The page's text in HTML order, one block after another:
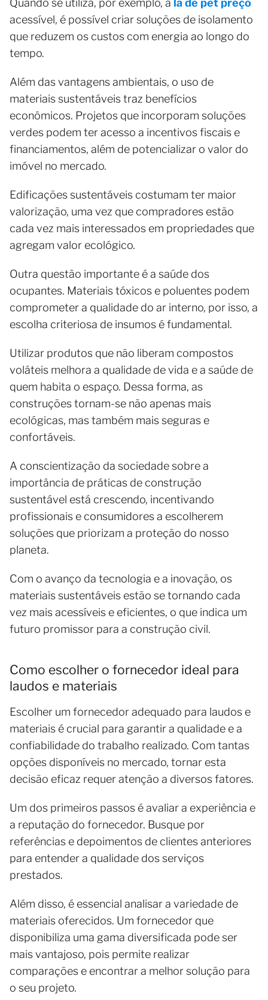
acessível, é possível criar soluções de isolamento
que reduzem os custos com energia ao longo do
tempo.
Além das vantagens ambientais, o uso de
materiais sustentáveis traz benefícios
econômicos. Projetos que incorporam soluções
verdes podem ter acesso a incentivos fiscais e
financiamentos, além de potencializar o valor do
imóvel no mercado.
Edificações sustentáveis costumam ter maior
valorização, uma vez que compradores estão
cada vez mais interessados em propriedades que
agregam valor ecológico.
Outra questão importante é a saúde dos
ocupantes. Materiais tóxicos e poluentes podem
comprometer a qualidade do ar interno, por isso, a
escolha criteriosa de insumos é fundamental.
Utilizar produtos que não liberam compostos
voláteis melhora a qualidade de vida e a saúde de
quem habita o espaço. Dessa forma, as
construções tornam-se não apenas mais
ecológicas, mas também mais seguras e
confortáveis.
A conscientização da sociedade sobre a
importância de práticas de construção
sustentável está crescendo, incentivando
profissionais e consumidores a escolherem
soluções que priorizam a proteção do nosso
planeta.
Com o avanço da tecnologia e a inovação, os
materiais sustentáveis estão se tornando cada
vez mais acessíveis e eficientes, o que indica um
futuro promissor para a construção civil.
Como escolher o fornecedor ideal para
laudos e materiais
Escolher um fornecedor adequado para laudos e
materiais é crucial para garantir a qualidade e a
confiabilidade do trabalho realizado. Com tantas
opções disponíveis no mercado, tornar esta
decisão eficaz requer atenção a diversos fatores.
Um dos primeiros passos é avaliar a experiência e
a reputação do fornecedor. Busque por
referências e depoimentos de clientes anteriores
para entender a qualidade dos serviços
prestados.
Além disso, é essencial analisar a variedade de
materiais oferecidos. Um fornecedor que
disponibiliza uma gama diversificada pode ser
mais vantajoso, pois permite realizar
comparações e encontrar a melhor solução para
o seu projeto.